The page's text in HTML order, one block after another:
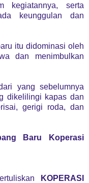
kegiatannya, serta
keunggulan dan
itu didominasi oleh
dan menimbulkan
yang sebelumnya
dikelilingi kapas dan
gerigi roda, dan
Baru Koperasi
KOPERASI